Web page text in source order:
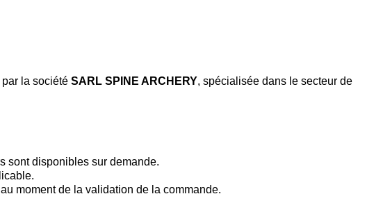
la société SARL SPINE ARCHERY, spécialisée dans le secteur de
sont disponibles sur demande.
moment de la validation de la commande.